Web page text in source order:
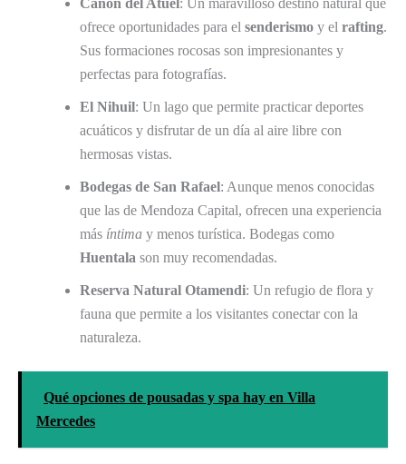
ofrece oportunidades para el senderismo y el rafting.
Sus formaciones rocosas son impresionantes y
perfectas para fotografías.
El Nihuil: Un lago que permite practicar deportes
acuáticos y disfrutar de un día al aire libre con
hermosas vistas.
Bodegas de San Rafael: Aunque menos conocidas
que las de Mendoza Capital, ofrecen una experiencia
más íntima y menos turística. Bodegas como
Huentala son muy recomendadas.
Reserva Natural Otamendi: Un refugio de flora y
fauna que permite a los visitantes conectar con la
naturaleza.
Qué opciones de pousadas y spa hay en Villa
Mercedes